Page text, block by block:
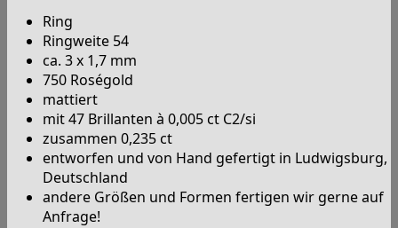
Ring
Ringweite 54
ca. 3 x 1,7 mm
750 Roségold
mattiert
mit 47 Brillanten à 0,005 ct C2/si
zusammen 0,235 ct
entworfen und von Hand gefertigt in Ludwigsburg,
Deutschland
andere Größen und Formen fertigen wir gerne auf
Anfrage!